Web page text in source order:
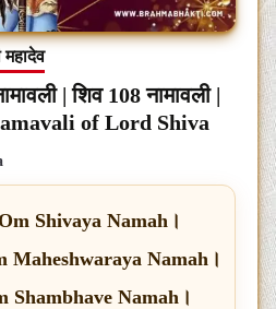
महादेव
| शिव 108 नामावली |
of Lord Shiva
Shivaya Namah।
Maheshwaraya Namah।
Shambhave Namah।